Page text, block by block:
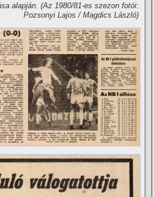
alapján. (Az 1980/81-es szezon fotói:
Pozsonyi Lajos / Magdics László)